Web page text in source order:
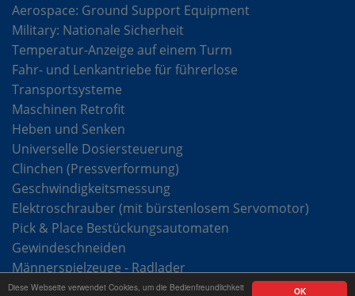
OK
Diese Webseite verwendet Cookies, um die Bedienfreundlichkeit
Aerospace: Ground Support Equipment
Military: Nationale Sicherheit
Temperatur-Anzeige auf einem Turm
Fahr- und Lenkantriebe für führerlose
Transportsysteme
Maschinen Retrofit
Heben und Senken
Universelle Dosiersteuerung
Clinchen (Pressverformung)
Geschwindigkeitsmessung
Elektroschrauber (mit bürstenlosem Servomotor)
Pick & Place Bestückungsautomaten
Gewindeschneiden
Männerspielzeuge - Radlader